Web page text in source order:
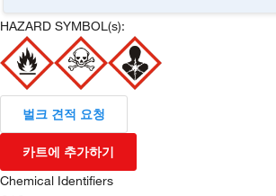
HAZARD SYMBOL(s):
벌크 견적 요청
카트에 추가하기
Chemical Identifiers